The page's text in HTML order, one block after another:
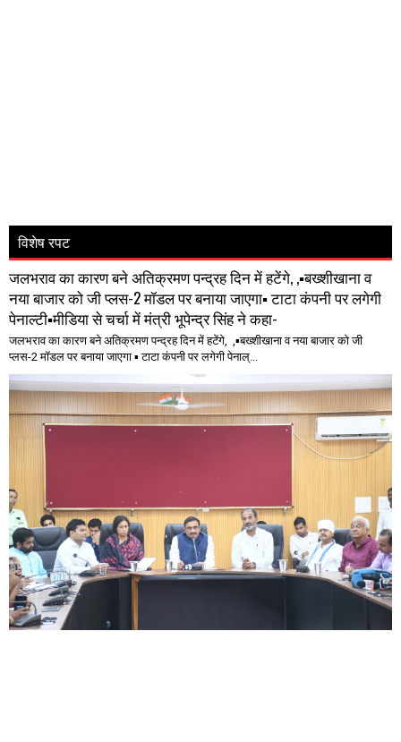
विशेष रपट
जलभराव का कारण बने अतिक्रमण पन्द्रह दिन में हटेंगे, ,▪️बख्शीखाना व
नया बाजार को जी प्लस-2 मॉडल पर बनाया जाएगा▪️ टाटा कंपनी पर लगेगी
पेनाल्टी▪️मीडिया से चर्चा में मंत्री भूपेन्द्र सिंह ने कहा-
जलभराव का कारण बने अतिक्रमण पन्द्रह दिन में हटेंगे, ,▪️बख्शीखाना व नया बाजार को जी
प्लस-2 मॉडल पर बनाया जाएगा ▪️ टाटा कंपनी पर लगेगी पेनाल्...